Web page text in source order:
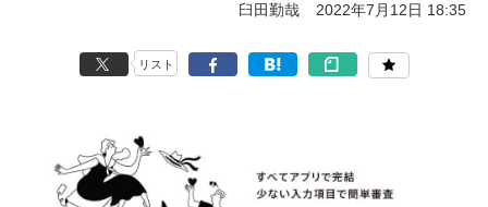
臼田勤哉 2022年7月12日 18:35
リスト